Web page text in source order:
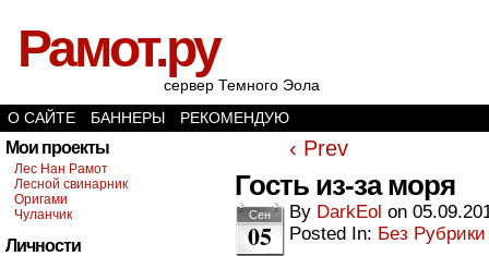
Рамот.ру
сервер Темного Эола
О САЙТЕ
БАННЕРЫ РЕКОМЕНДУЮ
Мои проекты
Лес Нан Рамот
Лесной свинарник
Оригами
Чуланчик
Личности
‹ Prev
Гость из-за моря
Сен
05
By DarkEol on
Posted In: Без Рубрики